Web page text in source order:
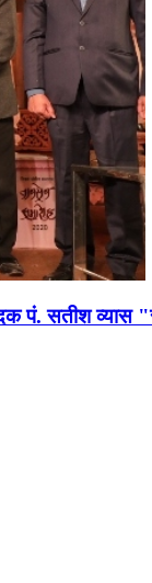
पं. सतीश